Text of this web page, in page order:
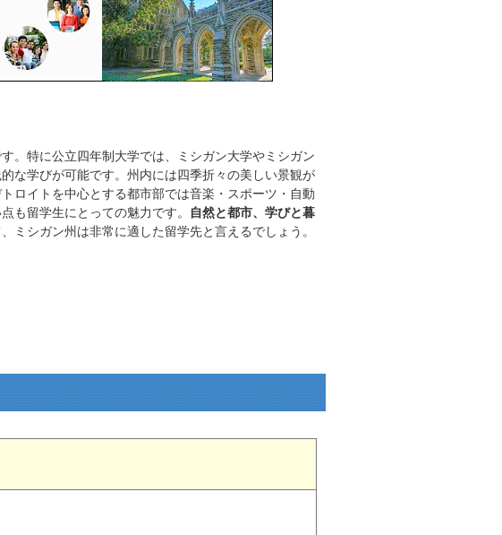
。特に公立四年制大学では、ミシガン大学やミシガン
な学びが可能です。州内には四季折々の美しい景観が
ロイトを中心とする都市部では音楽・スポーツ・自動
も留学生にとっての魅力です。
自然と都市、学びと暮
ミシガン州は非常に適した留学先と言えるでしょう。